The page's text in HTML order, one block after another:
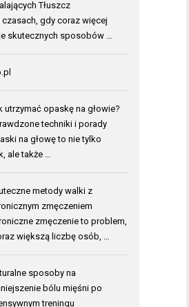
Tłuszcz
gdy coraz więcej
skutecznych sposobów …
utrzymać opaskę na głowie?
techniki i porady
na głowę to nie tylko
ale także …
metody walki z
zmęczeniem
zmęczenie to problem,
większą liczbę osób, …
sposoby na
bólu mięśni po
treningu